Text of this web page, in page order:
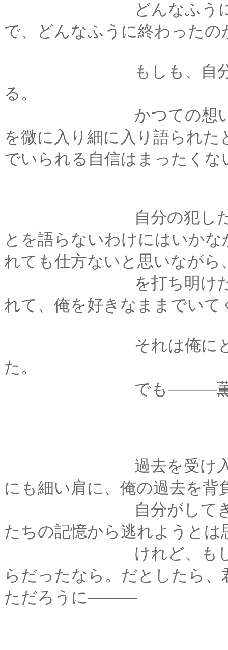
どんなふうに彼女を
で、どんなふうに終わったの
もしも、自分が薫と
る。
かつての想い人のこ
を微に入り細に入り語られ
でいられる自信はまったくな
自分の犯した罪を告
とを語らないわけにはいか
れても仕方ないと思いながら
を打ち明けた。君は
れて、俺を好きなままでいて
それは俺にとって、
た。
でも―――薫にと
過去を受け入れてく
にも細い肩に、俺の過去を
自分がしてきた事や
たちの記憶から逃れようとは
けれど、もし、俺の
らだったなら。だとしたら
ただろうに―――